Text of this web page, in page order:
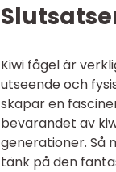
Kiwi fågel är
utseende och
skapar en
bevarandet av
generationer. Så
tänk på den